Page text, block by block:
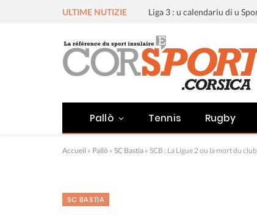
ULTIME NUTIZIE
Pallò Tennis Rugby
Accueil » Pallò » SC Bastia » SCB : La Ligue 2 ou la mort du club
SC BASTIA